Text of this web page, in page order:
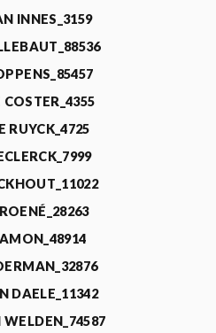
INNES_3159
COSTER_4355
RUYCK_4725
DAELE_11342